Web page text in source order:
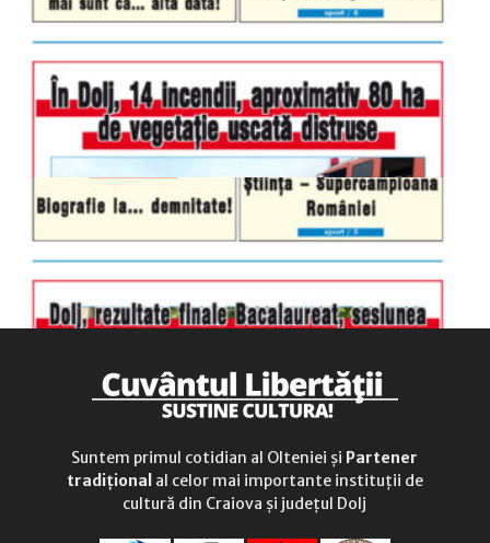
luni-vineri
9.00 - 17.00
duminică
9.00 - 12.00
Suntem primul cotidian al Olteniei și Partener
tradițional al celor mai importante instituții de
cultură din Craiova și județul Dolj